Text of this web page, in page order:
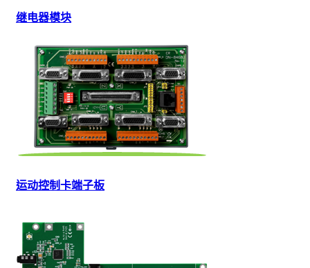
继电器模块
运动控制卡端子板